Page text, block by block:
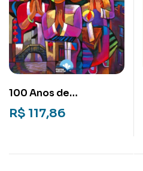
100 Anos de
Pentecostes:
Capítulos da história
R$ 117,86